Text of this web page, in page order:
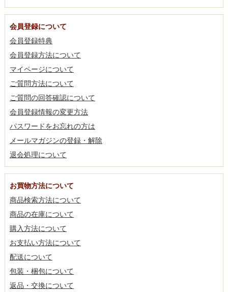
会員登録について
会員登録特典
会員登録方法について
マイページについて
ご質問方法について
ご質問の回答確認について
会員登録情報の変更方法
パスワードをお忘れの方は
メールマガジンの登録・解除
退会処理について
お買物方法について
商品検索方法について
商品の在庫について
購入方法について
お支払い方法について
配送について
包装・梱包について
返品・交換について